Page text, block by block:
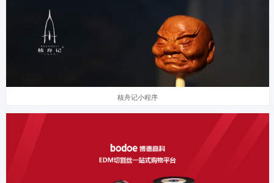
核舟记小程序